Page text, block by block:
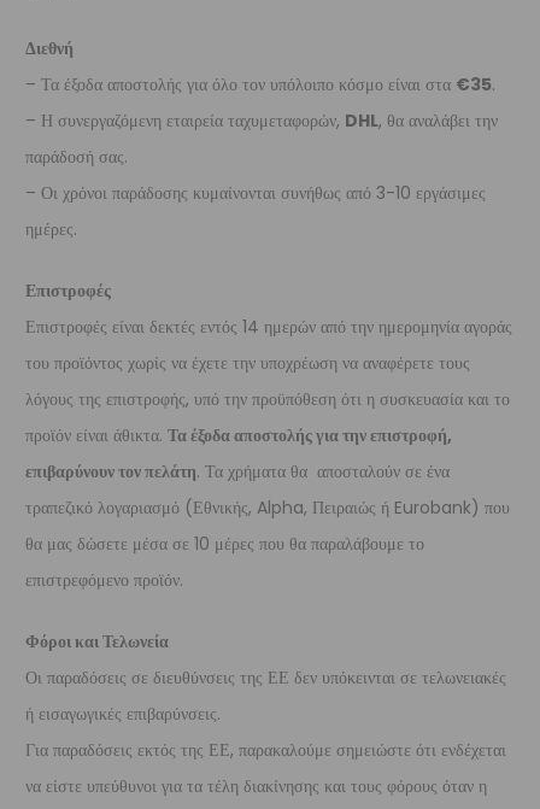
Διεθνή
– Τα έξοδα αποστολής για όλο τον υπόλοιπο κόσμο είναι στα €35.
– Η συνεργαζόμενη εταιρεία ταχυμεταφορών, DHL, θα αναλάβει την
παράδοσή σας.
– Οι χρόνοι παράδοσης κυμαίνονται συνήθως από 3-10 εργάσιμες
ημέρες.
Επιστροφές
Επιστροφές είναι δεκτές εντός 14 ημερών από την ημερομηνία αγοράς
του προϊόντος χωρίς να έχετε την υποχρέωση να αναφέρετε τους
λόγους της επιστροφής, υπό την προϋπόθεση ότι η συσκευασία και το
προϊόν είναι άθικτα. Τα έξοδα αποστολής για την επιστροφή,
επιβαρύνουν τον πελάτη. Τα χρήματα θα αποσταλούν σε ένα
τραπεζικό λογαριασμό (Εθνικής, Alpha, Πειραιώς ή Eurobank) που
θα μας δώσετε μέσα σε 10 μέρες που θα παραλάβουμε το
επιστρεφόμενο προϊόν.
Φόροι και Τελωνεία
Οι παραδόσεις σε διευθύνσεις της ΕΕ δεν υπόκεινται σε τελωνειακές
ή εισαγωγικές επιβαρύνσεις.
Για παραδόσεις εκτός της ΕΕ, παρακαλούμε σημειώστε ότι ενδέχεται
να είστε υπεύθυνοι για τα τέλη διακίνησης και τους φόρους όταν η